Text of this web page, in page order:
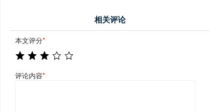
相关评论
本文评分*
评论内容*